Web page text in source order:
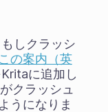
しクラッシ
この案内（英
に追加し
クラッシュ
うになりま